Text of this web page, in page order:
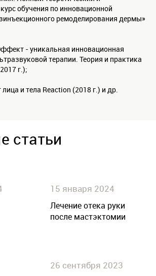
обучения по инновационной
ремоделирования дермы»
- уникальная инновационная
терапии. Теория и практика
г.);
и тела Reaction (2018 г.) и др.
статьи
15 января 2024
Лечение отека руки
после мастэктомии
26 сентября 2023